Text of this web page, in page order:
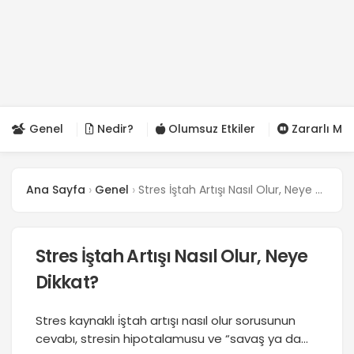
Genel Nedir? Olumsuz Etkiler Zararlı Mı?
Ana Sayfa Genel Stres İştah Artışı Nasıl Olur, Neye Dikkat?
Stres İştah Artışı Nasıl Olur, Neye
Dikkat?
Stres kaynaklı i̇ştah artışı nasıl olur sorusunun
cevabı, stresin hipotalamusu ve “savaş ya da